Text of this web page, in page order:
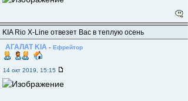
KIA Rio X-Line отвезет Вас в теплую осень
АГАЛАТ KIA - Ефрейтор
14 окт 2019, 15:15